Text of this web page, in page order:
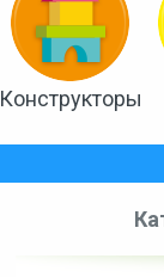
Конструкторы